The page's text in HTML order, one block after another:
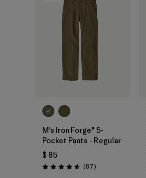
M's Iron Forge® 5-
Pocket Pants - Regular
$ 85
Valoración: 4.6 / 5
(97Comentarios
)